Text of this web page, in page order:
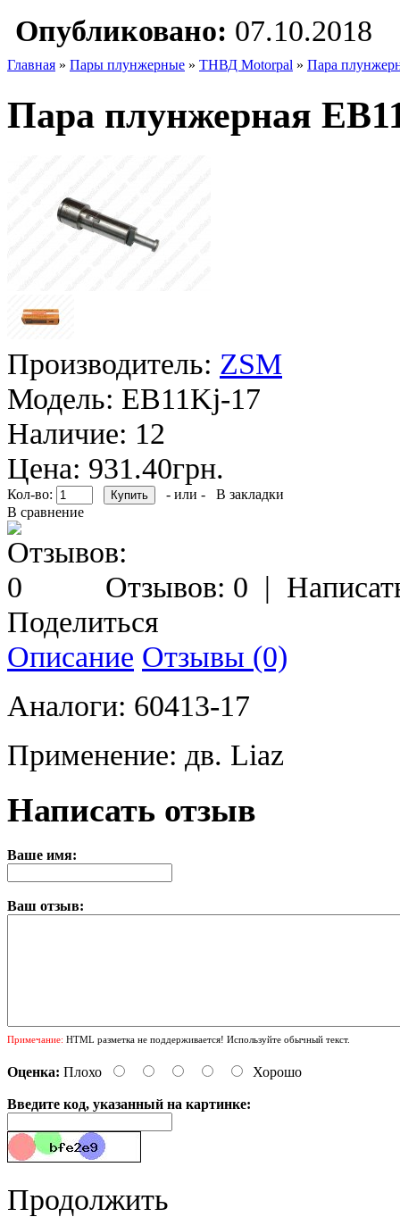
Опубликовано: 07.10.2018
Главная » Пары плунжерные » ТНВД Motorpal » Пара
Пара плунжерная
Производитель: ZSM
Модель: EB11Kj-17
Наличие: 12
Цена: 931.40грн.
Кол-во: - или -
В закладки
В сравнение
Отзывов: 0 |
Поделиться
Описание Отзывы (0)
Аналоги: 60413-17
Применение: дв. Liaz
Написать отзыв
Ваше имя:
Ваш отзыв:
Примечание: HTML разметка не поддерживается! Используйте обычный текст.
Оценка: Плохо Хорошо
Введите код, указанный на картинке:
Продолжить